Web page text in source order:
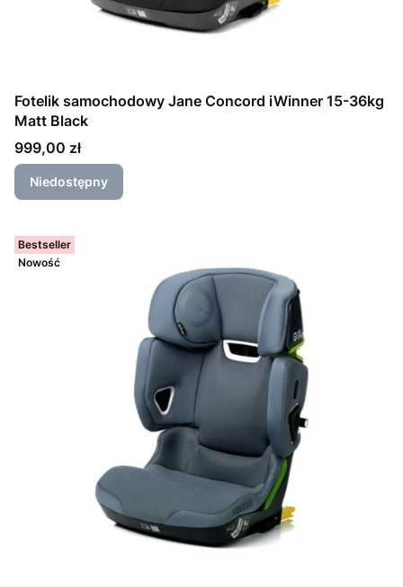
Fotelik samochodowy Jane Concord iWinner 15-36kg
Matt Black
Cena
999,00 zł
Niedostępny
Bestseller
Nowość